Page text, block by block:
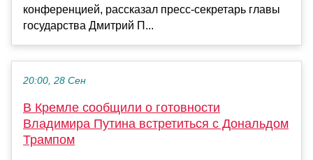
конференцией, рассказал пресс-секретарь главы
государства Дмитрий П...
20:00, 28 Сен
В Кремле сообщили о готовности
Владимира Путина встретиться с Дональдом
Трампом